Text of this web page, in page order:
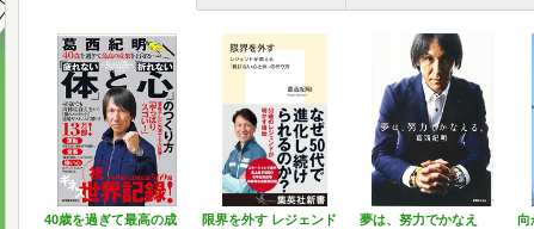
40歳を過ぎて最高の成
限界を外す レジェンド
夢は、努力でかなえ
向